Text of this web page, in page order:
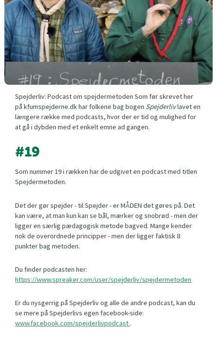
Spejderliv: Podcast om spejdermetoden Som før skrevet her
på kfumspejderne.dk har folkene bag bogen Spejderlivlavet en
længere række med podcasts, hvor der er tid og mulighed for
at gå i dybden med et enkelt emne ad gangen.
#19
Som nummer 19 i rækken har de udgivet en podcast med titlen
Spejdermetoden.
Det der gør spejder - til Spejder - er MÅDEN det gøres på. Det
kan være, at man kun kan se bål, mærker og snobrød - men der
ligger en særlig pædagogisk metode bagved. Mange kender
nok de overordnede principper - men der ligger faktisk 8
punkter bag metoden.
Du finder podcasten her:
https://www.spreaker.com/user/spejderliv/spejdermetoden
Er du nysgerrig på Spejderliv og alle de andre podcast, kan du
se mere på Spejderlivs egen facebook-side:
www.facebook.com/spejderlivpodcast .